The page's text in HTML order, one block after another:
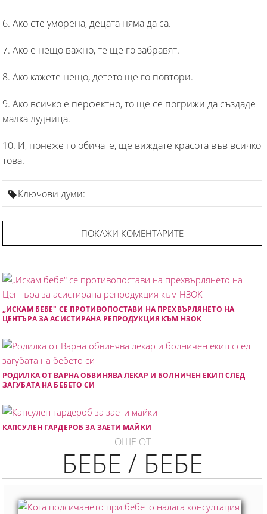
6. Ако сте уморена, децата няма да са.
7. Ако е нещо важно, те ще го забравят.
8. Ако кажете нещо, детето ще го повтори.
9. Ако всичко е перфектно, то ще се погрижи да създаде
малка лудница.
10. И, понеже го обичате, ще виждате красота във всичко
това.
Ключови думи:
ПОКАЖИ КОМЕНТАРИТЕ
„ИСКАМ БЕБЕ" СЕ ПРОТИВОПОСТАВИ НА ПРЕХВЪРЛЯНЕТО НА
ЦЕНТЪРА ЗА АСИСТИРАНА РЕПРОДУКЦИЯ КЪМ НЗОК
РОДИЛКА ОТ ВАРНА ОБВИНЯВА ЛЕКАР И БОЛНИЧЕН ЕКИП СЛЕД
ЗАГУБАТА НА БЕБЕТО СИ
КАПСУЛЕН ГАРДЕРОБ ЗА ЗАЕТИ МАЙКИ
ОЩЕ ОТ
БЕБЕ / БЕБЕ